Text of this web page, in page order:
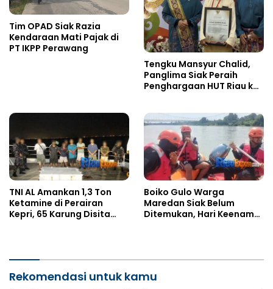
Tim OPAD Siak Razia
Kendaraan Mati Pajak di
PT IKPP Perawang
Tengku Mansyur Chalid,
Panglima Siak Peraih
Penghargaan HUT Riau ke-
TNI AL Amankan 1,3 Ton
Ketamine di Perairan
Kepri, 65 Karung Disita
Boiko Gulo Warga
Maredan Siak Belum
Ditemukan, Hari Keenam
Rekomendasi untuk kamu